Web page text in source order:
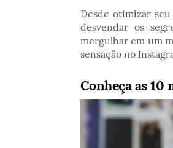
Desde otimizar
desvendar os
mergulhar em um
sensação no
Conheça as